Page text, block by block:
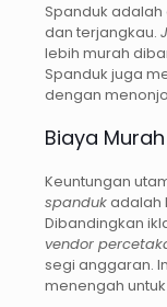
Spanduk
dan terjangkau.
lebih murah
Spanduk juga
dengan
Biaya
Keuntungan
spandukadalah
Dibandingkan
vendor
segi anggaran.
menengah